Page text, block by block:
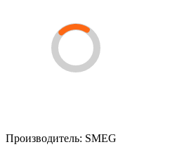
Производитель: SMEG